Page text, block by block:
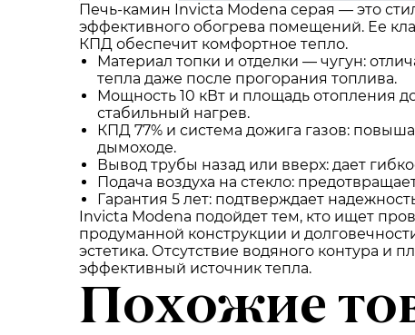
Печь-камин Invicta Modena серая — это
эффективного обогрева помещений. Ее
КПД обеспечит комфортное тепло.
Материал топки и отделки — чугун:
тепла даже после прогорания топлива.
Мощность 10 кВт и площадь отопления
стабильный нагрев.
КПД 77% и система дожига газов:
дымоходе.
Вывод трубы назад или вверх: дает
Подача воздуха на стекло:
Гарантия 5 лет: подтверждает
Invicta Modena подойдет тем, кто ищет
продуманной конструкции и
эстетика. Отсутствие водяного контура и
эффективный источник тепла.
Похожие